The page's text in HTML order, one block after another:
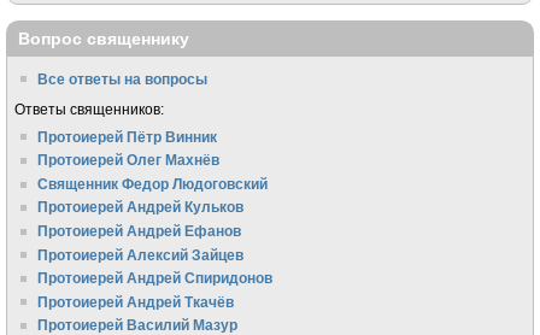
Вопрос священнику
Все ответы на вопросы
Ответы священников:
Протоиерей Пётр Винник
Протоиерей Олег Махнёв
Священник Федор Людоговский
Протоиерей Андрей Кульков
Протоиерей Андрей Ефанов
Протоиерей Алексий Зайцев
Протоиерей Андрей Спиридонов
Протоиерей Андрей Ткачёв
Протоиерей Василий Мазур